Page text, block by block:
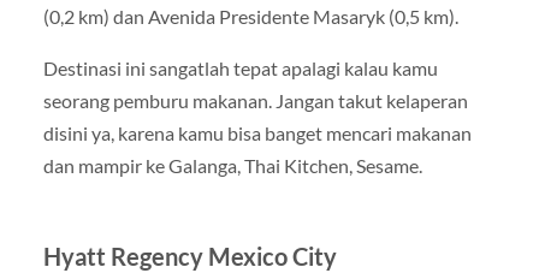
(0,2 km) dan Avenida Presidente Masaryk (0,5 km).
Destinasi ini sangatlah tepat apalagi kalau kamu
seorang pemburu makanan. Jangan takut kelaperan
disini ya, karena kamu bisa banget mencari makanan
dan mampir ke Galanga, Thai Kitchen, Sesame.
Hyatt Regency Mexico City